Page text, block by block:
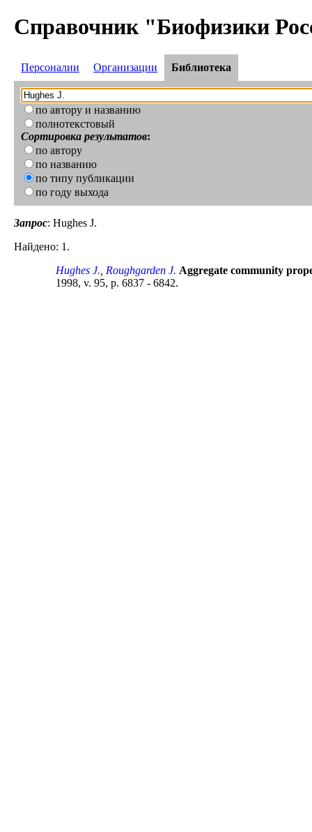
Справочник "Биофизики
Персоналии Организации Библиотека
по автору и названию
полнотекстовый
Сортировка результатов:
по автору
по названию
по типу публикации
по году выхода
Запрос: Hughes J.
Найдено: 1.
Hughes J., Roughgarden J. Aggregate community
1998, v. 95, p. 6837 - 6842.